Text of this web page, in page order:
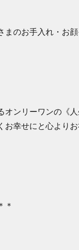
まのお手入れ・お
オンリーワンの《
お幸せにと心より
＊